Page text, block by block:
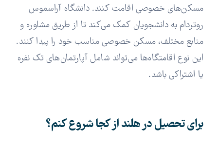
مسکن‌های خصوصی اقامت کنند. دانشگاه آراسموس
روتردام به دانشجویان کمک می‌کند تا از طریق مشاوره و
منابع مختلف، مسکن خصوصی مناسب خود را پیدا کنند.
این نوع اقامتگاه‌ها می‌تواند شامل آپارتمان‌های تک نفره
یا اشتراکی باشد.
برای تحصیل در هلند از کجا شروع کنم؟